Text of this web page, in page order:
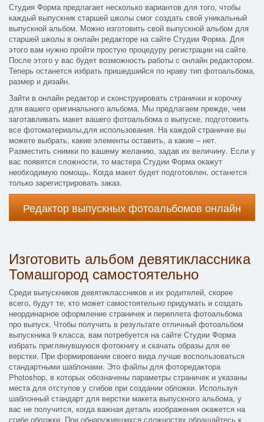
Студия Форма предлагает несколько вариантов для того, чтобы
каждый выпускник старшей школы смог создать свой уникальный
выпускной альбом. Можно изготовить свой выпускной альбом для
старшей школы в онлайн редакторе на сайте Студии Форма. Для
этого вам нужно пройти простую процедуру регистрации на сайте.
После этого у вас будет возможность работы с онлайн редактором.
Теперь останется избрать пришедшийся по нраву тип фотоальбома,
размер и дизайн.
Зайти в онлайн редактор и сконструировать странички и корочку
для вашего оригинального альбома. Мы предлагаем прежде, чем
заготавливать макет вашего фотоальбома о выпуске, подготовить
все фотоматериалы,для использования. На каждой страничке вы
можете выбрать, какие элементы оставить, а какие – нет.
Разместить снимки по вашему желанию, задав их величину. Если у
вас появятся сложности, то мастера Студии Форма окажут
необходимую помощь. Когда макет будет подготовлен, останется
только зарегистрировать заказ.
Редактор выпускных фотоальбомов онлайн
Изготовить альбом девятиклассника
Томашгород самостоятельно
Среди выпускников девятиклассников и их родителей, скорее
всего, будут те, кто может самостоятельно придумать и создать
неординарное оформление страничек и переплета фотоальбома
про выпуск. Чтобы получить в результате отличный фотоальбом
выпускника 9 класса, вам потребуется на сайте Студии Форма
избрать приглянувшуюся фотокнигу и скачать образы для ее
верстки. При формировании своего вида лучше воспользоваться
стандартными шаблонами. Это файлы для фоторедактора
Photoshop, в которых обозначены параметры страничек и указаны
места для отступов у сгибов при создании обложки. Используя
шаблонный стандарт для верстки макета выпускного альбома, у
вас не получится, когда важная деталь изображения окажется на
сгибе обложки. При обнаружившихся сложностях обращайтесь к